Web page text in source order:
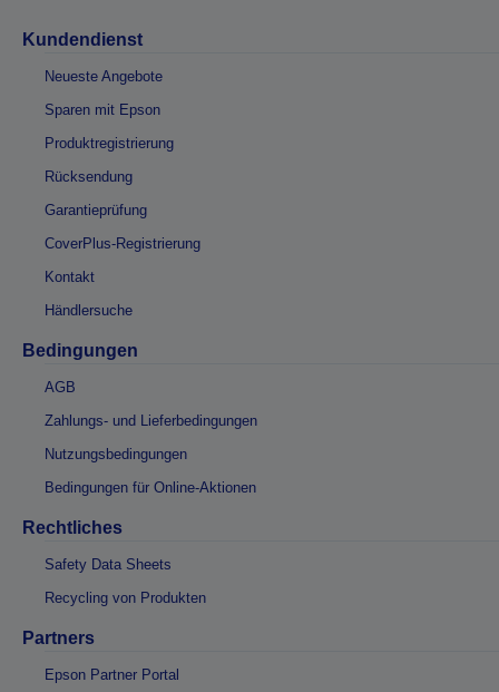
Kundendienst
Neueste Angebote
Sparen mit Epson
Produktregistrierung
Rücksendung
Garantieprüfung
CoverPlus-Registrierung
Kontakt
Händlersuche
Bedingungen
AGB
Zahlungs- und Lieferbedingungen
Nutzungsbedingungen
Bedingungen für Online-Aktionen
Rechtliches
Safety Data Sheets
Recycling von Produkten
Partners
Epson Partner Portal